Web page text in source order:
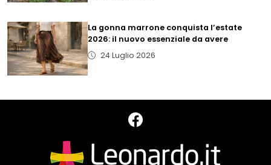
La gonna marrone conquista l’estate
2026: il nuovo essenziale da avere
24 Luglio 2026